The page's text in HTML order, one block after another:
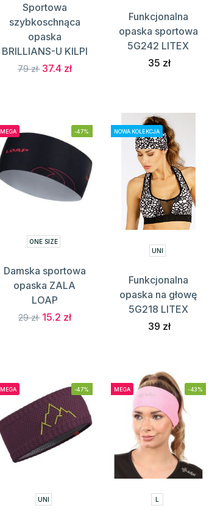
Sportowa
szybkoschnąca
opaska
BRILLIANS-U KILPI
79 zł 37.4 zł
Funkcjonalna
opaska sportowa
5G242 LITEX
35 zł
MEGA -47%
ONE SIZE
Damska sportowa
opaska ZALA
LOAP
29 zł 15.2 zł
NOWA KOLEKCJA
UNI
Funkcjonalna
opaska na głowę
5G218 LITEX
39 zł
MEGA -47%
UNI
MEGA -43%
L